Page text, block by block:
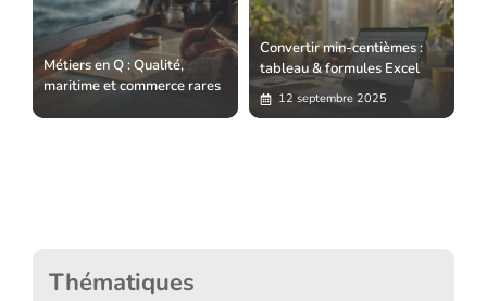
Métiers en Q : Qualité,
maritime et commerce rares
Convertir min-centièmes :
tableau & formules Excel
12 septembre 2025
Thématiques